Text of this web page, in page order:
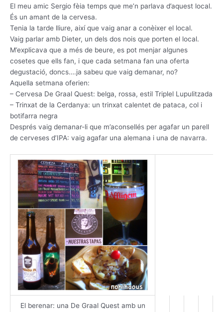
El meu amic Sergio fèia temps que me’n parlava d’aquest local.
És un amant de la cervesa.
Tenia la tarde lliure, així que vaig anar a conèixer el local.
Vaig parlar amb Dieter, un dels dos nois que porten el local.
M’explicava que a més de beure, es pot menjar algunes
cosetes que ells fan, i que cada setmana fan una oferta
degustació, doncs….ja sabeu que vaig demanar, no?
Aquella setmana oferien:
– Cervesa De Graal Quest: belga, rossa, estil Triplel Lupulitzada
– Trinxat de la Cerdanya: un trinxat calentet de pataca, col i
botifarra negra
Després vaig demanar-li que m’aconsellés per agafar un parell
de cerveses d’IPA: vaig agafar una alemana i una de navarra.
El berenar: una De Graal Quest amb un